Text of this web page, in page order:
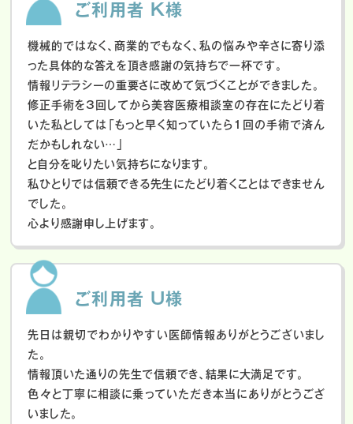
ご利用者 K様
機械的ではなく、商業的でもなく、私の悩みや辛さに寄り添
った具体的な答えを頂き感謝の気持ちで一杯です。
情報リテラシーの重要さに改めて気づくことができました。
修正手術を3回してから美容医療相談室の存在にたどり着
いた私としては「もっと早く知っていたら1回の手術で済ん
だかもしれない…」
と自分を叱りたい気持ちになります。
私ひとりでは信頼できる先生にたどり着くことはできません
でした。
心より感謝申し上げます。
ご利用者 U様
先日は親切でわかりやすい医師情報ありがとうございまし
た。
情報頂いた通りの先生で信頼でき、結果に大満足です。
色々と丁寧に相談に乗っていただき本当にありがとうござ
いました。